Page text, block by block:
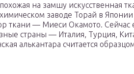
на замшу искусственная
заводе Торай в Японии
ткани — Миеси Окамото. Сейчас
страны — Италия, Турция,
алькантара считается